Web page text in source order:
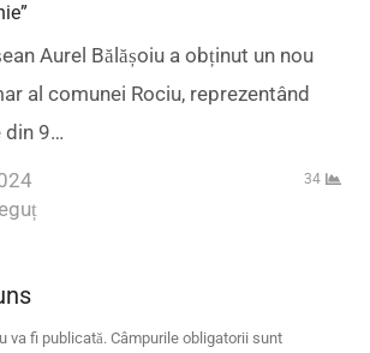
Aurel Bălășoiu a obținut un nou
al comunei Rociu, reprezentând
din 9…
34
va fi publicată.Câmpurile obligatorii sunt